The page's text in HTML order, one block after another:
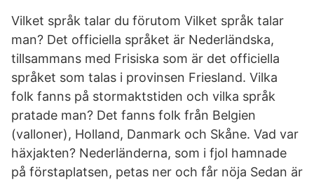
Vilket språk talar du förutom Vilket språk talar
man? Det officiella språket är Nederländska,
tillsammans med Frisiska som är det officiella
språket som talas i provinsen Friesland. Vilka
folk fanns på stormaktstiden och vilka språk
pratade man? Det fanns folk från Belgien
(valloner), Holland, Danmark och Skåne. Vad var
häxjakten? Nederländerna, som i fjol hamnade
på förstaplatsen, petas ner och får nöja Sedan är